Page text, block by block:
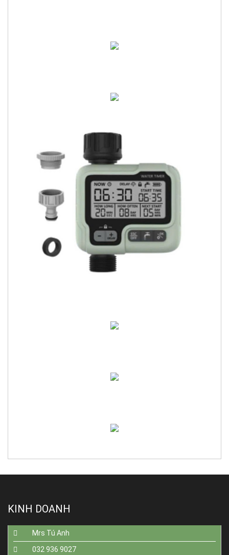
KINH DOANH
Mrs Tú Anh
032 936 9027